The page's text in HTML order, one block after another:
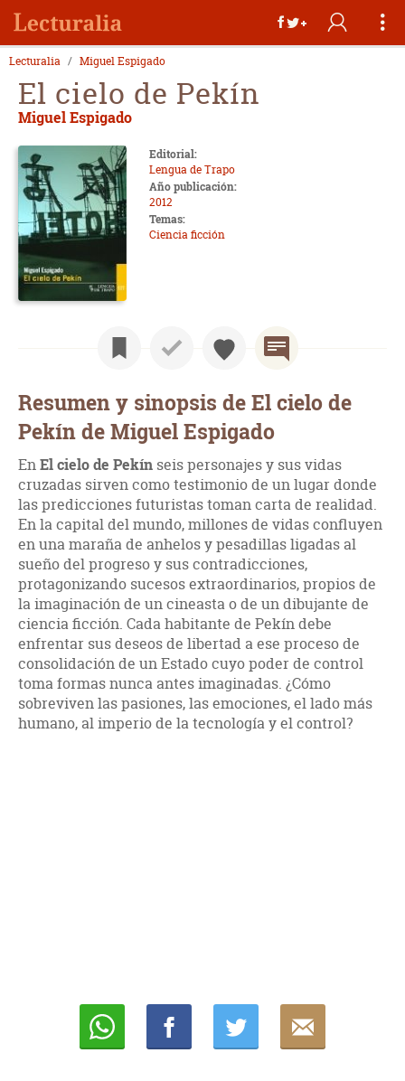
Lecturalia Miguel Espigado
El cielo de Pekín
Miguel Espigado
Editorial:
Lengua de Trapo
Año publicación:
2012
Temas:
Ciencia ficción
Resumen y sinopsis de El cielo de
Pekín de Miguel Espigado
EnEl cielo de Pekín seis personajes y sus vidas
cruzadas sirven como testimonio de un lugar donde
las predicciones futuristas toman carta de realidad.
En la capital del mundo, millones de vidas confluyen
en una maraña de anhelos y pesadillas ligadas al
sueño del progreso y sus contradicciones,
protagonizando sucesos extraordinarios, propios de
la imaginación de un cineasta o de un dibujante de
ciencia ficción. Cada habitante de Pekín debe
enfrentar sus deseos de libertad a ese proceso de
consolidación de un Estado cuyo poder de control
toma formas nunca antes imaginadas. ¿Cómo
sobreviven las pasiones, las emociones, el lado más
humano, al imperio de la tecnología y el control?